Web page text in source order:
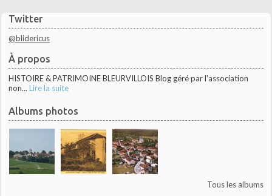
Twitter
@blidericus
À propos
HISTOIRE & PATRIMOINE BLEURVILLOIS Blog géré par l'association
non... Lire la suite
Albums photos
Tous les albums